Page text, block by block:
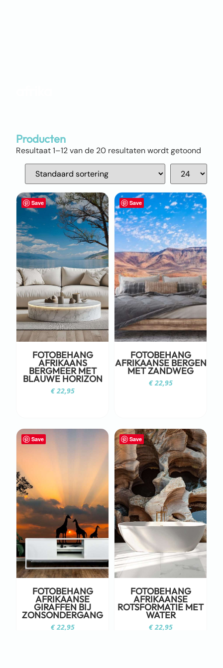
Producten
Resultaat 1–12 van de 20 resultaten wordt getoond
Save
FOTOBEHANG
AFRIKAANS
BERGMEER MET
BLAUWE HORIZON
€22,95
Save
FOTOBEHANG
AFRIKAANSE BERGEN
MET ZANDWEG
€22,95
Save
FOTOBEHANG
AFRIKAANSE
GIRAFFEN BIJ
ZONSONDERGANG
€22,95
Save
FOTOBEHANG
AFRIKAANSE
ROTSFORMATIE MET
WATER
€22,95